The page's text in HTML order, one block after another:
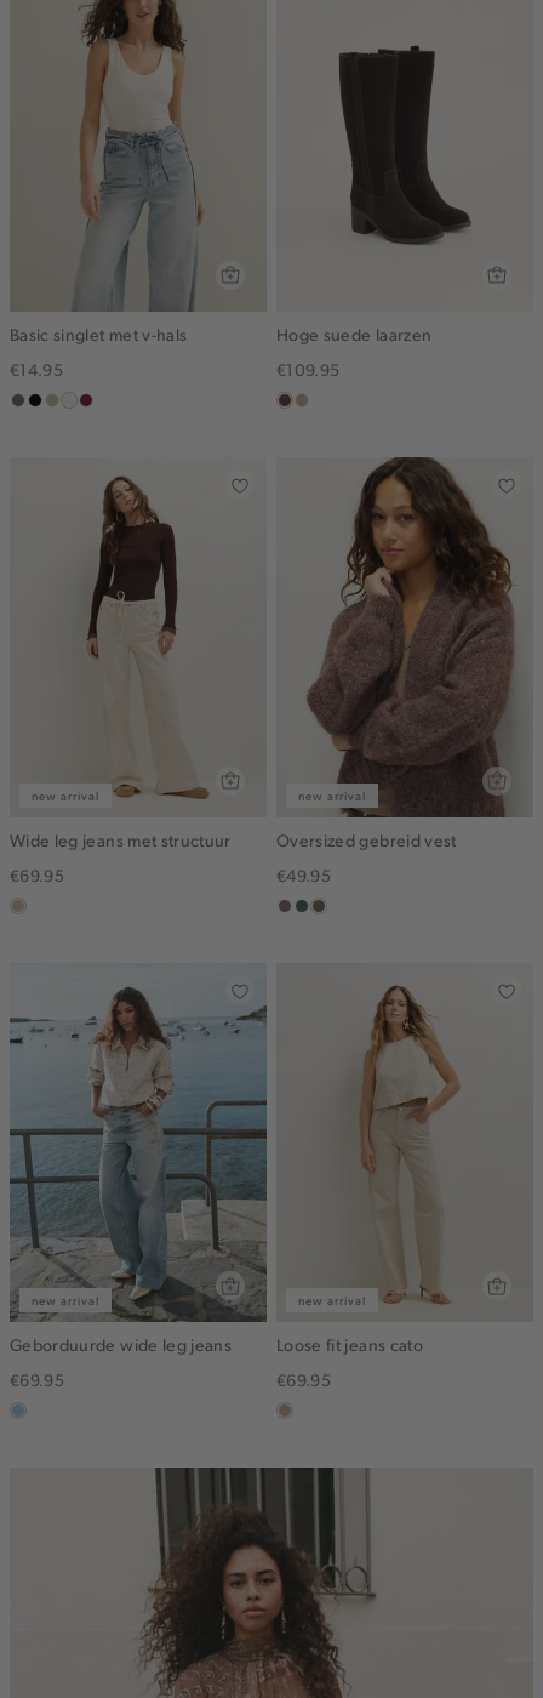
Basic singlet met v-hals
€14.95
middenbruin
zwartlichtzand
wit,bordeaux
Hoge suede laarzen
€109.95
donkerbruin
zand
new arrival
Wide leg jeans met structuur
€69.95
lichtzand
new arrival
Oversized gebreid vest
€49.95
taupe
groen,
bruin
new arrival
Geborduurde wide leg jeans
€69.95
blauw,
new arrival
Loose fit jeans cato
€69.95
zand